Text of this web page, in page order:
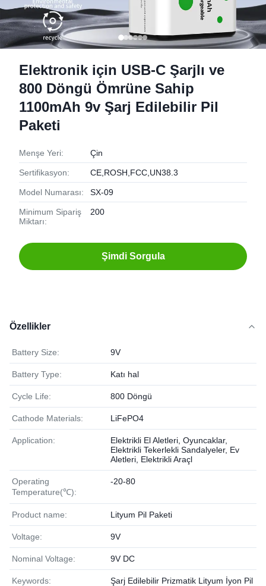
Elektronik için USB-C Şarjlı ve
800 Döngü Ömrüne Sahip
1100mAh 9v Şarj Edilebilir Pil
Paketi
Menşe Yeri: Çin
Sertifikasyon: CE,ROSH,FCC,UN38.3
Model Numarası: SX-09
Minimum Sipariş
Miktarı:
200
Şimdi Sorgula
Özellikler
Battery Size: 9V
Battery Type: Katı hal
Cycle Life: 800 Döngü
Cathode Materials: LiFePO4
Application:
Elektrikli El Aletleri, Oyuncaklar,
Elektrikli Tekerlekli Sandalyeler, Ev
Aletleri, Elektrikli Araçl
Operating
Temperature(℃):
-20-80
Product name: Lityum Pil Paketi
Voltage: 9V
Nominal Voltage: 9V DC
Keywords: Şarj Edilebilir Prizmatik Lityum İyon Pil